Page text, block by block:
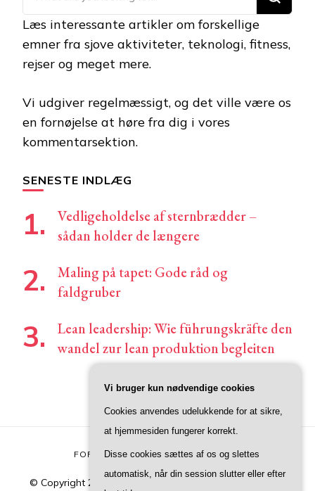
for
Something?
Læs interessante artikler om forskellige
emner fra sjove aktiviteter, teknologi, fitness,
rejser og meget mere.
Vi udgiver regelmæssigt, og det ville være os
en fornøjelse at høre fra dig i vores
kommentarsektion.
SENESTE INDLÆG
Vedligeholdelse af sternbrædder –
sådan holder de længere
Maling på tapet: Gode råd og
faldgruber
Lean leadership: Wie führungskräfte den
wandel zur lean produktion begleiten
© Copyright 2026
FORSIDE KONTAKT PRIVATLIVSPOLITIK
Vi bruger kun nødvendige cookies
Cookies anvendes udelukkende for at sikre,
at hjemmesiden fungerer korrekt.
Disse cookies sættes af os og slettes
automatisk, når din session slutter eller efter